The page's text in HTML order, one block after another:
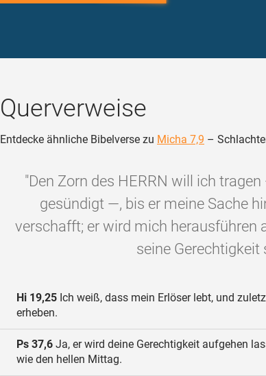
Querverweise
Entdecke ähnliche Bibelverse zu Micha 7,9 –
"Den Zorn des HERRN will ich
gesündigt —, bis er meine Sache
verschafft; er wird mich herausführen
seine Gerechtigkeit
Hi 19,25 Ich weiß, dass mein Erlöser lebt, und
erheben.
Ps 37,6 Ja, er wird deine Gerechtigkeit aufgehen
wie den hellen Mittag.